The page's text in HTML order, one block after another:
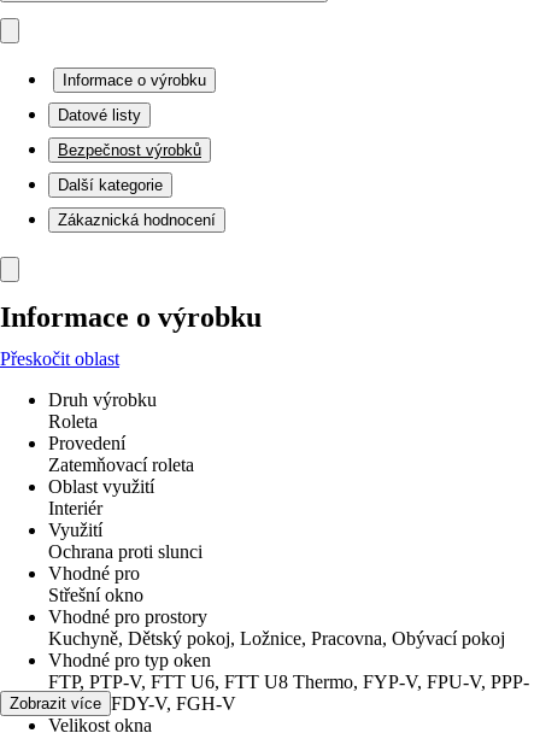
Informace o výrobku
Datové listy
Bezpečnost výrobků
Další kategorie
Zákaznická hodnocení
Informace o výrobku
Přeskočit oblast
Druh výrobku
Roleta
Provedení
Zatemňovací roleta
Oblast využití
Interiér
Využití
Ochrana proti slunci
Vhodné pro
Střešní okno
Vhodné pro prostory
Kuchyně, Dětský pokoj, Ložnice, Pracovna, Obývací pokoj
Vhodné pro typ oken
FTP, PTP-V, FTT U6, FTT U8 Thermo, FYP-V, FPU-V, PPP-
V, PTP, FDY-V, FGH-V
Velikost okna
Zobrazit více